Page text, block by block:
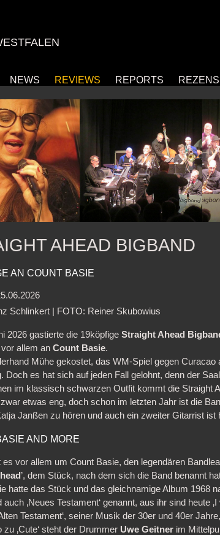
NEWS REVIEWS REPORTS
AHEAD BIGBAND
AN COUNT BASIE
Schlinkert | FOTO: Reiner Skubowius
2026 gastierte die 19köpfigeStraight Ahead
vor allem anCount Basie.
Mühe gekostet, das WM-Spiel gegen
Doch es hat sich auf jeden Fall gelohnt, denn der
im klassisch schwarzen Outfit kommt die Straight
etwas eng, doch schon im letzten Jahr ist die
Janßen zu hören und auch ein zweiter Gitarrist ist
AND MORE
es vor allem um Count Basie, den legendären
’, dem Stück, nach dem sich die Band benannt
hatte das Stück und das gleichnamige Album 1968
auch ‚Neues Testament‘ genannt, aus ihr sind heute
Testament‘, seiner Musik der 30er und 40er Jahre,
zu ‚Cute‘ steht der Drummer Uwe Geitner im